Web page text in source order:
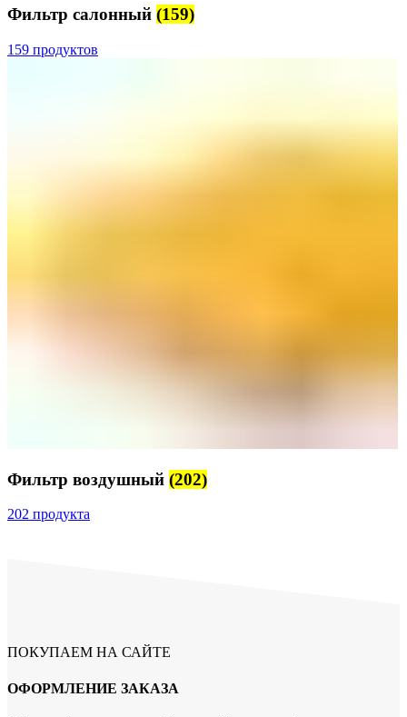
Фильтр салонный (159)
159 продуктов
Фильтр воздушный (202)
202 продукта
ПОКУПАЕМ НА САЙТЕ
ОФОРМЛЕНИЕ ЗАКАЗА